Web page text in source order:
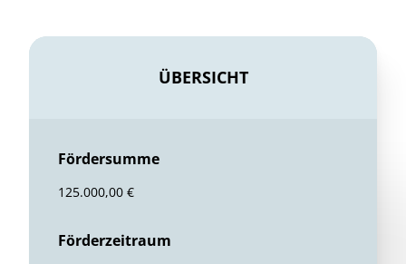
ÜBERSICHT
Fördersumme
125.000,00 €
Förderzeitraum